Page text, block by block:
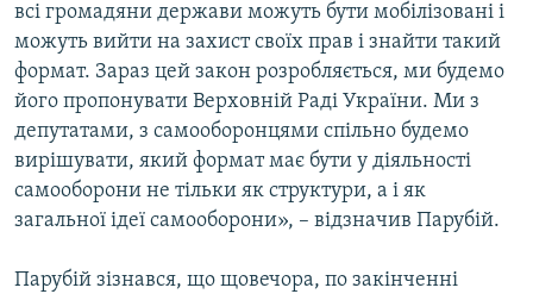
всі громадяни держави можуть бути мобілізовані і
можуть вийти на захист своїх прав і знайти такий
формат. Зараз цей закон розробляється, ми будемо
його пропонувати Верховній Раді України. Ми з
депутатами, з самооборонцями спільно будемо
вирішувати, який формат має бути у діяльності
самооборони не тільки як структури, а і як
загальної ідеї самооборони», – відзначив Парубій.
Парубій зізнався, що щовечора, по закінченні